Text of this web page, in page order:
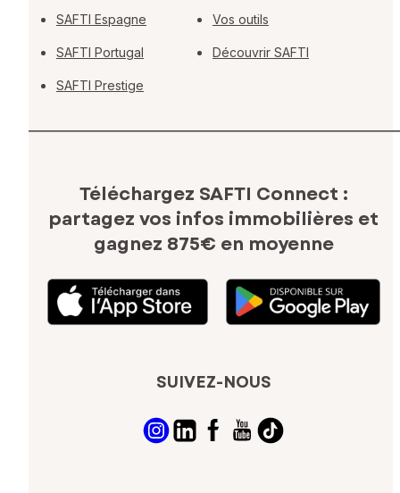
SAFTI Espagne
SAFTI Portugal
SAFTI Prestige
Vos outils
Découvrir SAFTI
Téléchargez SAFTI Connect :
partagez vos infos immobilières et
gagnez 875€ en moyenne
SUIVEZ-NOUS